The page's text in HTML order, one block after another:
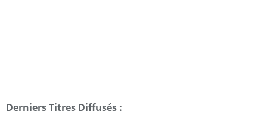
Derniers Titres Diffusés :